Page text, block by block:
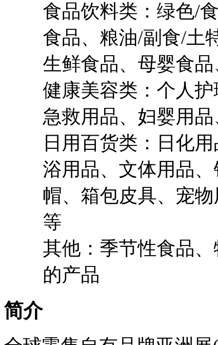
食品饮料类：绿色/
食品、粮油/副食/土
生鲜食品、母婴食
健康美容类：个人
急救用品、妇婴用
日用百货类：日化
浴用品、文体用品
帽、箱包皮具、宠
等
其他：季节性食品
的产品
简介